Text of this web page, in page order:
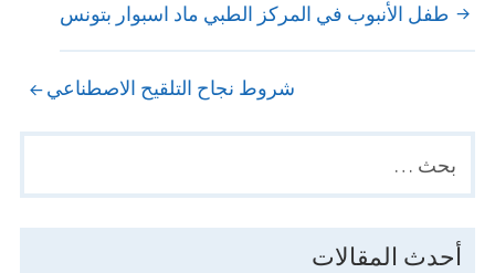
POST
NAVIGATION
طفل الأنبوب في المركز الطبي ماد اسبوار بتونس
شروط نجاح التلقيح الاصطناعي
SIDEBAR
البحث
عن:
أحدث المقالات